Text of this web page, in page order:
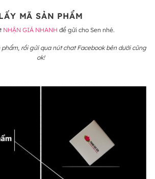
MÃ SẢN PHẨM
NHẬN GIÁ NHANH để gửi cho Sen nhé.
rồi gửi qua nút chat Facebook bên dưới cũng
ok!